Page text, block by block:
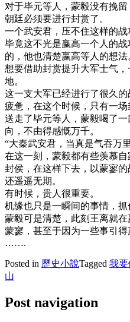
对于毕元等人，蒙毅没有挽留
朝廷必须要进行封赏了。
一个武安君，压不住这样的战
毕竟这不光是嬴高一个人的
的，他也清楚嬴高等人的想法
想要借助封赏提升大军士气
地。
这一支大军已经进行了很久
疲惫，在这个时候，只有一场
送走了毕元等人，蒙毅喝了
向，不由得感慨万千。
“大秦武安君，当真是气吞万
在这一刻，蒙毅都有些羡慕
封侯，在这样下去，以蒙寥
还遥遥无期。
有时候，贵人很重要。
机缘也只是一瞬间的事情，抓
蒙毅可是清楚，此刻王离就
蒙寥，甚至于因为一些事引得
…….
Posted in 歷史小說Tagged 我
山
Post navigation